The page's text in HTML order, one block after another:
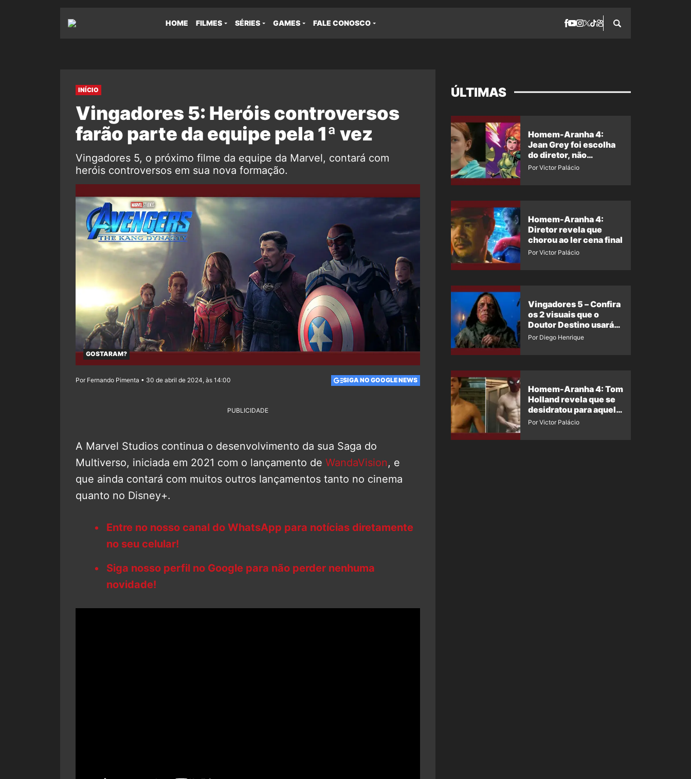
HOME FILMES SÉRIES GAMES FALE CONOSCO
INÍCIO
Vingadores 5: Heróis controversos
farão parte da equipe pela 1ª vez
Vingadores 5, o próximo filme da equipe da Marvel, contará com
heróis controversos em sua nova formação.
GOSTARAM?
Por Fernando Pimenta • 30 de abril de 2024, às 14:00 SIGA NO GOOGLE NEWS
PUBLICIDADE
A Marvel Studios continua o desenvolvimento da sua Saga do
Multiverso, iniciada em 2021 com o lançamento de WandaVision, e
que ainda contará com muitos outros lançamentos tanto no cinema
quanto no Disney+.
Entre no nosso canal do WhatsApp para notícias diretamente
no seu celular!
Siga nosso perfil no Google para não perder nenhuma
novidade!
ÚLTIMAS
Homem-Aranha 4:
Jean Grey foi escolha
do diretor, não
imposição da Marvel
Por Victor Palácio
Homem-Aranha 4:
Diretor revela que
chorou ao ler cena final
Por Victor Palácio
Vingadores 5 – Confira
os 2 visuais que o
Doutor Destino usará
no filme
Por Diego Henrique
Homem-Aranha 4: Tom
Holland revela que se
desidratou para aquela
cena
Por Victor Palácio